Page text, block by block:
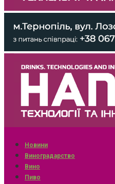
Новини
Виноградарство
Вино
Пиво